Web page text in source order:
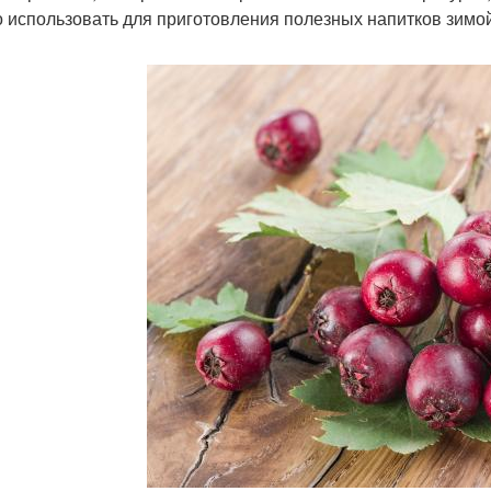
для приготовления полезных напитков